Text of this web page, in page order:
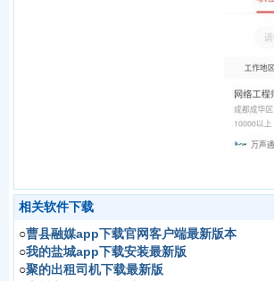
相关软件下载
○曹县融媒app下载官网客户端最新版本
○我的盐城app下载安装最新版
○聚的出租司机下载最新版